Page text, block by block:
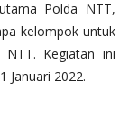
Polda NTT,
kelompok untuk
NTT. Kegiatan ini
Januari 2022.